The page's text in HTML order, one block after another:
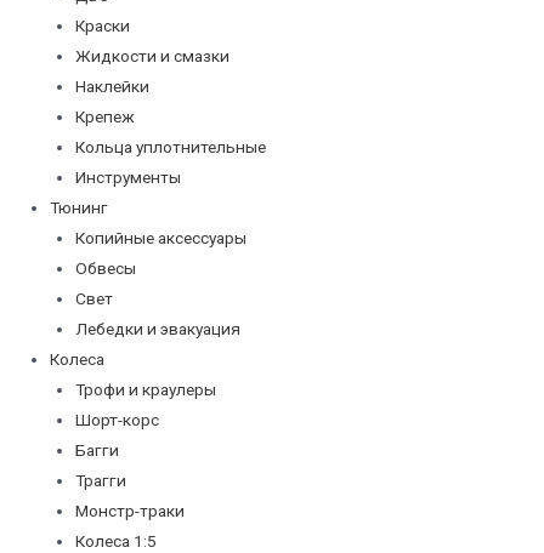
Краски
Жидкости и смазки
Наклейки
Крепеж
Кольца уплотнительные
Инструменты
Тюнинг
Копийные аксессуары
Обвесы
Свет
Лебедки и эвакуация
Колеса
Трофи и краулеры
Шорт-корс
Багги
Трагги
Монстр-траки
Колеса 1:5